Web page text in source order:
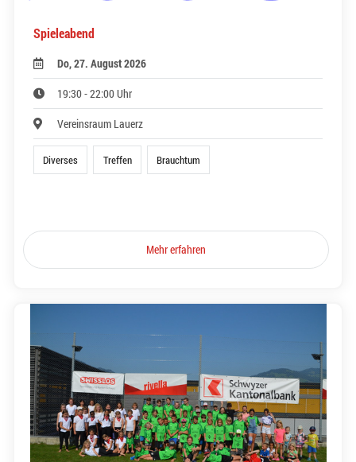
Spieleabend
Do, 27. August 2026
19:30 - 22:00 Uhr
Vereinsraum Lauerz
Diverses Treffen Brauchtum
Mehr erfahren